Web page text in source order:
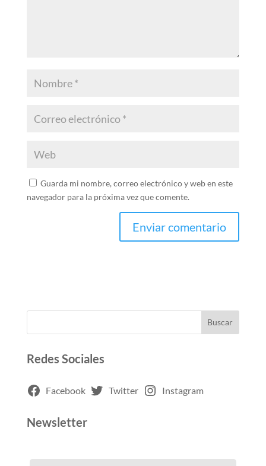
Guarda mi nombre, correo electrónico y web en este
navegador para la próxima vez que comente.
Buscar
Redes Sociales
Facebook Twitter Instagram
Newsletter